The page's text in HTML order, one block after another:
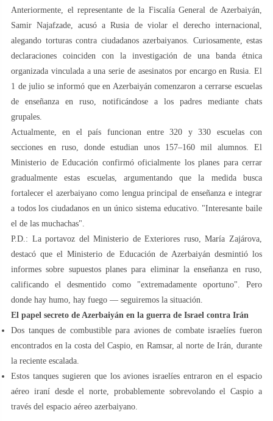
Anteriormente, el representante de la Fiscalía General de Azerbaiyán,
Samir Najafzade, acusó a Rusia de violar el derecho internacional,
alegando torturas contra ciudadanos azerbaiyanos. Curiosamente, estas
declaraciones coinciden con la investigación de una banda étnica
organizada vinculada a una serie de asesinatos por encargo en Rusia. El
1 de julio se informó que en Azerbaiyán comenzaron a cerrarse escuelas
de enseñanza en ruso, notificándose a los padres mediante chats
grupales.
Actualmente, en el país funcionan entre 320 y 330 escuelas con
secciones en ruso, donde estudian unos 157–160 mil alumnos. El
Ministerio de Educación confirmó oficialmente los planes para cerrar
gradualmente estas escuelas, argumentando que la medida busca
fortalecer el azerbaiyano como lengua principal de enseñanza e integrar
a todos los ciudadanos en un único sistema educativo. "Interesante baile
el de las muchachas".
P.D.: La portavoz del Ministerio de Exteriores ruso, María Zajárova,
destacó que el Ministerio de Educación de Azerbaiyán desmintió los
informes sobre supuestos planes para eliminar la enseñanza en ruso,
calificando el desmentido como "extremadamente oportuno". Pero
donde hay humo, hay fuego — seguiremos la situación.
El papel secreto de Azerbaiyán en la guerra de Israel contra Irán
Dos tanques de combustible para aviones de combate israelíes fueron
encontrados en la costa del Caspio, en Ramsar, al norte de Irán, durante
la reciente escalada.
Estos tanques sugieren que los aviones israelíes entraron en el espacio
aéreo iraní desde el norte, probablemente sobrevolando el Caspio a
través del espacio aéreo azerbaiyano.